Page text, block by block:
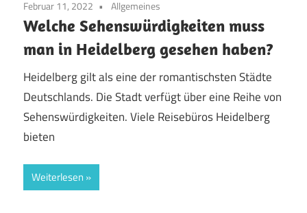
Februar 11, 2022 Allgemeines
Welche Sehenswürdigkeiten muss
man in Heidelberg gesehen haben?
Heidelberg gilt als eine der romantischsten Städte
Deutschlands. Die Stadt verfügt über eine Reihe von
Sehenswürdigkeiten. Viele Reisebüros Heidelberg
bieten
Weiterlesen